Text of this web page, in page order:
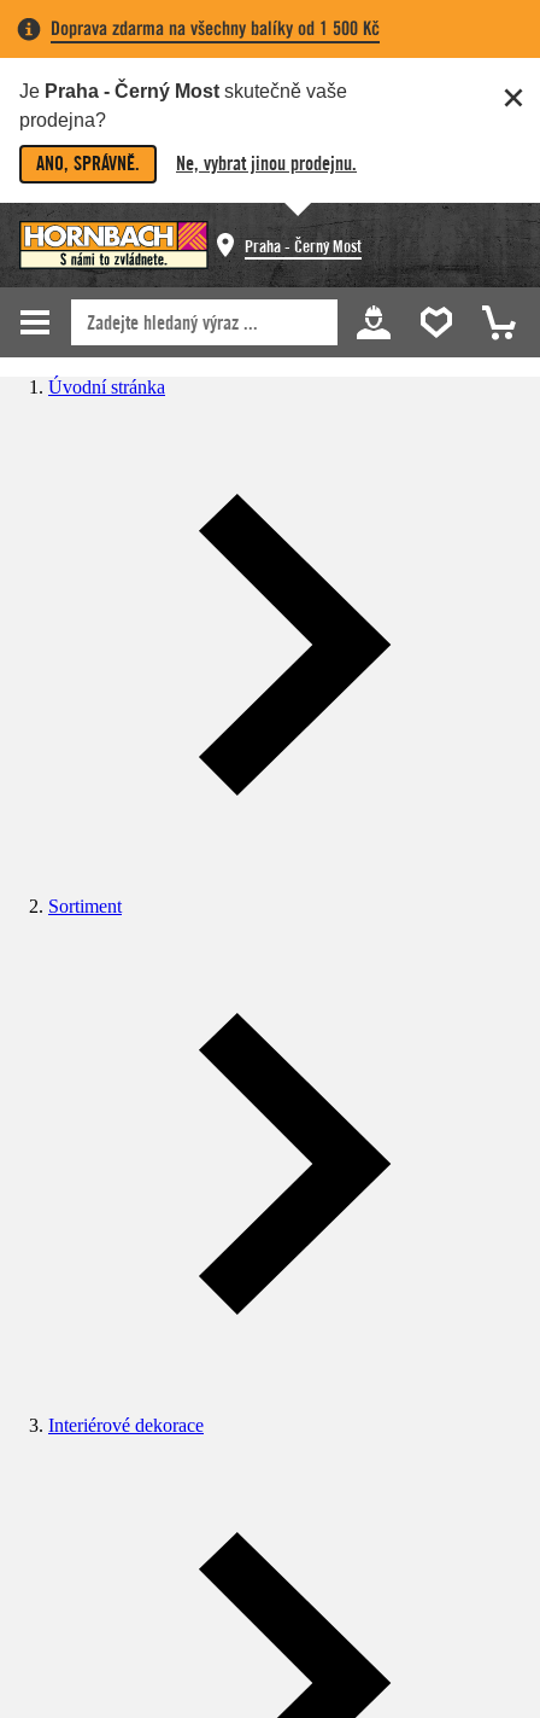
Doprava zdarma na všechny balíky od 1 500 Kč
Je Praha - Černý Most skutečně vaše
prodejna?
ANO, SPRÁVNĚ. Ne, vybrat jinou prodejnu.
Praha - Černý Most
Úvodní stránka
Sortiment
Interiérové dekorace